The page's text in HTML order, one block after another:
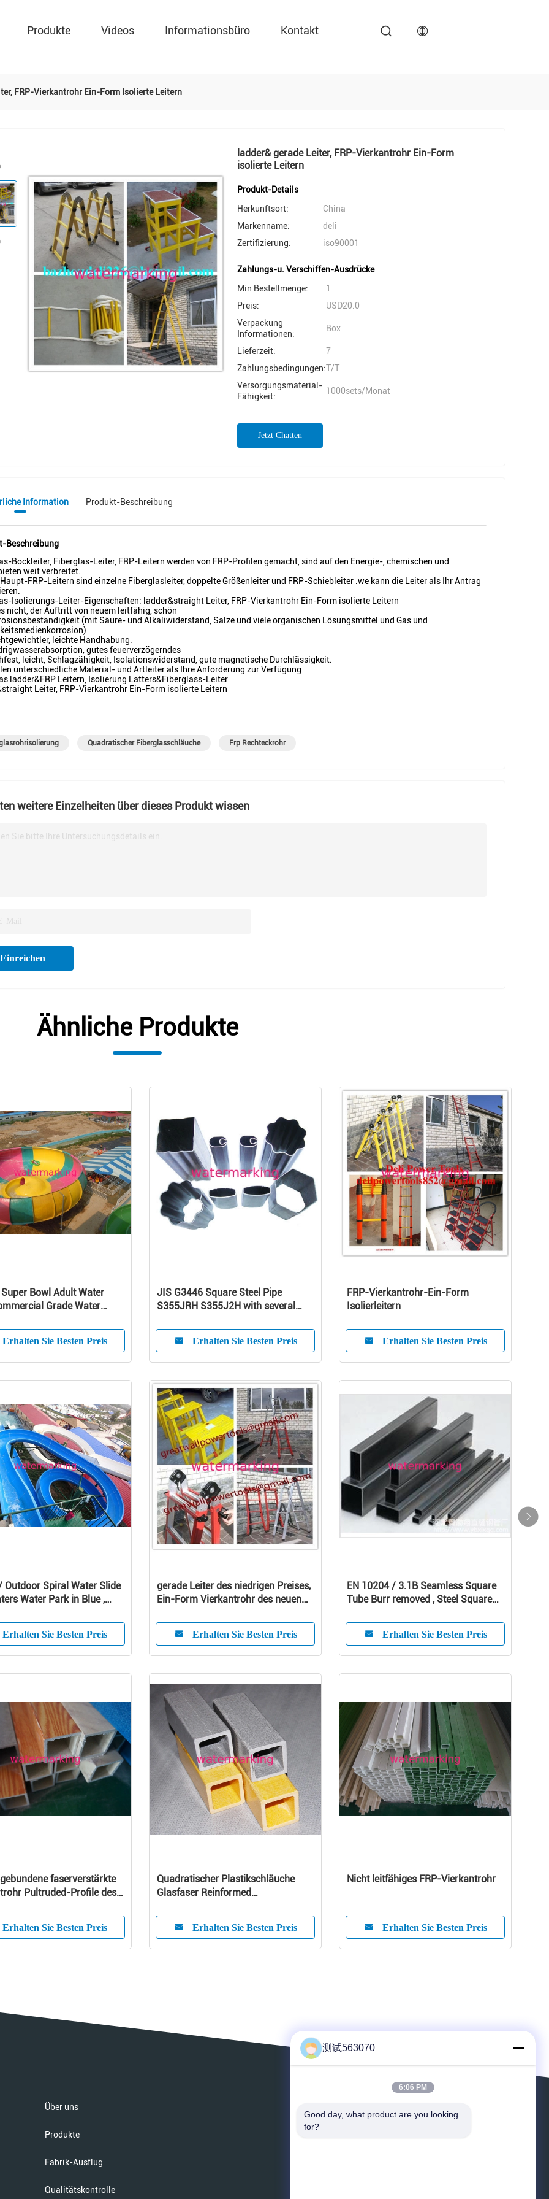
Produkte Videos Informationsbüro Kontakt
FRP-Vierkantrohr Ein-Form Isolierte Leitern
ladder& gerade Leiter, FRP-Vierkantrohr Ein-Form
isolierte Leitern
Produkt-Details
Herkunftsort:
China
Markenname:
deli
Zertifizierung:
iso90001
Zahlungs-u. Verschiffen-Ausdrücke
Min Bestellmenge:
1
Preis:
USD20.0
Verpackung
Informationen:
Box
Lieferzeit:
7
Zahlungsbedingungen:T/T
Versorgungsmaterial-
Fähigkeit:
1000sets/Monat
Jetzt Chatten
Information Produkt-Beschreibung
Beschreibung
Bockleiter, Fiberglas-Leiter, FRP-Leitern werden von FRP-Profilen gemacht, sind auf den Energie-, chemischen und
weit verbreitet.
FRP-Leitern sind einzelne Fiberglasleiter, doppelte Größenleiter und FRP-Schiebleiter .we kann die Leiter als Ihr Antrag
Isolierungs-Leiter-Eigenschaften: ladder&straight Leiter, FRP-Vierkantrohr Ein-Form isolierte Leitern
nicht, der Auftritt von neuem leitfähig, schön
(mit Säure- und Alkaliwiderstand, Salze und viele organischen Lösungsmittel und Gas und
leichte Handhabung.
gutes feuerverzögerndes
leicht, Schlagzähigkeit, Isolationswiderstand, gute magnetische Durchlässigkeit.
unterschiedliche Material- und Artleiter als Ihre Anforderung zur Verfügung
ladder&FRP Leitern, Isolierung Latters&Fiberglass-Leiter
Leiter, FRP-Vierkantrohr Ein-Form isolierte Leitern
Quadratischer Fiberglasschläuche Frp Rechteckrohr
weitere Einzelheiten über dieses Produkt wissen
Sie bitte Ihre Untersuchungsdetails ein.
Einreichen
Ähnliche Produkte
Bowl Adult Water
Grade Water
Erhalten Sie Besten Preis
JIS G3446 Square Steel Pipe
S355JRH S355J2H with several
Erhalten Sie Besten Preis
FRP-Vierkantrohr-Ein-Form
Isolierleitern
Erhalten Sie Besten Preis
Outdoor Spiral Water Slide
Water Park in Blue ,
Erhalten Sie Besten Preis
gerade Leiter des niedrigen Preises,
Ein-Form Vierkantrohr des neuen
Erhalten Sie Besten Preis
EN 10204 / 3.1B Seamless Square
Tube Burr removed , Steel Square
Erhalten Sie Besten Preis
faserverstärkte
Pultruded-Profile des
Erhalten Sie Besten Preis
Quadratischer Plastikschläuche
Glasfaser Reinformed
Erhalten Sie Besten Preis
Nicht leitfähiges FRP-Vierkantrohr
Erhalten Sie Besten Preis
Über uns
Produkte
Fabrik-Ausflug
Qualitätskontrolle
测试563070
6:06 PM
Good day, what product are you looking
for?